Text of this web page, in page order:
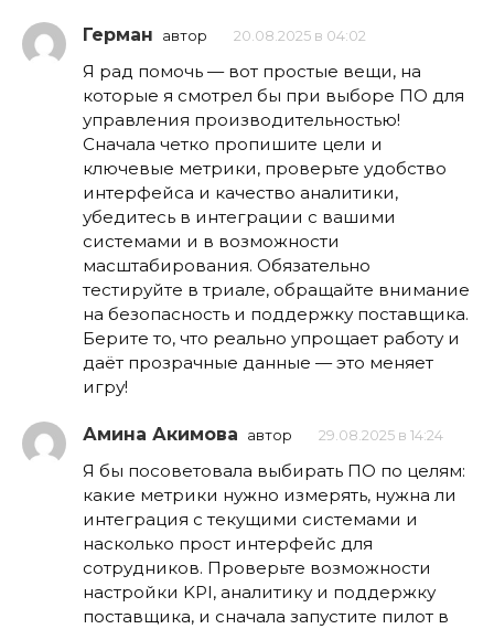
Герман автор 20.08.2025 в 04:02
Я рад помочь — вот простые вещи, на
которые я смотрел бы при выборе ПО для
управления производительностью!
Сначала четко пропишите цели и
ключевые метрики, проверьте удобство
интерфейса и качество аналитики,
убедитесь в интеграции с вашими
системами и в возможности
масштабирования. Обязательно
тестируйте в триале, обращайте внимание
на безопасность и поддержку поставщика.
Берите то, что реально упрощает работу и
даёт прозрачные данные — это меняет
игру!
Амина Акимова автор 29.08.2025 в 14:24
Я бы посоветовала выбирать ПО по целям:
какие метрики нужно измерять, нужна ли
интеграция с текущими системами и
насколько прост интерфейс для
сотрудников. Проверьте возможности
настройки KPI, аналитику и поддержку
поставщика, и сначала запустите пилот в